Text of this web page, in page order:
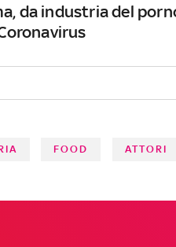
da industria del
FOOD ATTORI